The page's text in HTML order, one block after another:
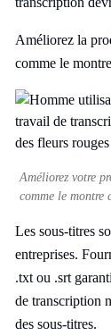
Améliorez la
comme le
Améliorez votre
comme le montre
Les sous-titres
entreprises.
.txt ou .srt
de transcription
des sous-titres.